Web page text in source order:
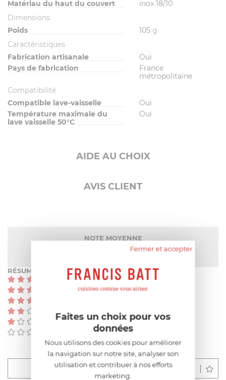
Matériau du haut du couvert
inox 18/10
Dimensions
Poids
105 g
Caractéristiques
Fabrication artisanale
Oui
Pays de fabrication
France
métropolitaine
Compatibilité
Compatible lave-vaisselle
Oui
Température maximale du
lave vaisselle 50°C
Oui
AIDE AU CHOIX
AVIS CLIENT
NOTE MOYENNE
Pas encore de note
RÉSUMÉ
(0)
(0)
Déposer un avis
Fermer et accepter
Faites un choix pour vos
données
Nous utilisons des cookies pour améliorer
la navigation sur notre site, analyser son
utilisation et contribuer à nos efforts
marketing.